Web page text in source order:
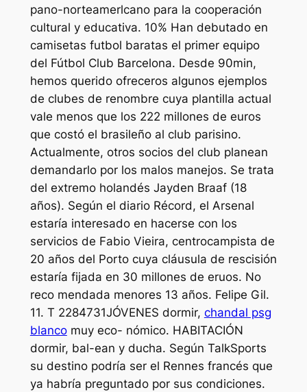
pano-norteamerlcano para la cooperación
cultural y educativa. 10% Han debutado en
camisetas futbol baratas el primer equipo
del Fútbol Club Barcelona. Desde 90min,
hemos querido ofreceros algunos ejemplos
de clubes de renombre cuya plantilla actual
vale menos que los 222 millones de euros
que costó el brasileño al club parisino.
Actualmente, otros socios del club planean
demandarlo por los malos manejos. Se trata
del extremo holandés Jayden Braaf (18
años). Según el diario Récord, el Arsenal
estaría interesado en hacerse con los
servicios de Fabio Vieira, centrocampista de
20 años del Porto cuya cláusula de rescisión
estaría fijada en 30 millones de eruos. No
reco mendada menores 13 años. Felipe Gil.
11. T 2284731JÓVENES dormir, chandal psg
blancomuy eco- nómico. HABITACIÓN
dormir, bal-ean y ducha. Según TalkSports
su destino podría ser el Rennes francés que
ya habría preguntado por sus condiciones.